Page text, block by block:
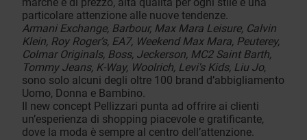
marche e di prezzo, alta qualità per ogni stile e una
particolare attenzione alle nuove tendenze.
Armani Exchange, Barbour, Max Mara Leisure, Calvin
Klein, Roy Roger’s, EA7, Weekend Max Mara, Peuterey,
Colmar Originals, Boss, Jeckerson, MC2 Saint Barth,
Tommy Jeans, K-Way, Woolrich, Levi's Kids, Liu Jo,
sono solo alcuni degli oltre 100 brand d’abbigliamento
Uomo, Donna e Bambino.
Il new concept Pellizzari punta ad offrire ai clienti
un’esperienza di shopping piacevole e gratificante,
dove la moda è sempre al centro dell’attenzione.